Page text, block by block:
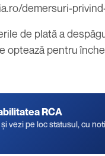
demersuri-
de plată a
optează pentru
RCA
vezi pe loc statusul, cu